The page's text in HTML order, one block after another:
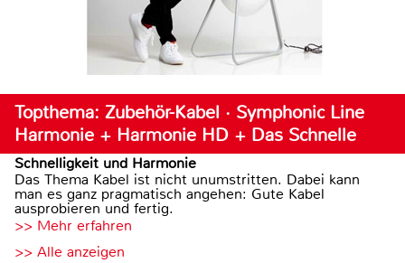
Topthema: Zubehör-Kabel · Symphonic Line
Harmonie + Harmonie HD + Das Schnelle
Schnelligkeit und Harmonie
Das Thema Kabel ist nicht unumstritten. Dabei kann
man es ganz pragmatisch angehen: Gute Kabel
ausprobieren und fertig.
>> Mehr erfahren
>> Alle anzeigen